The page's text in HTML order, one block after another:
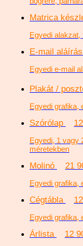
Matrica
Egyedi
E-mail aláírás
Egyedi e-mail
Plakát /
Egyedi grafika,
Szórólap
Egyedi, 1 vagy
méretekben
Molinó 21
Egyedi grafika,
Cégtábla
Egyedi grafika,
Árlista 12